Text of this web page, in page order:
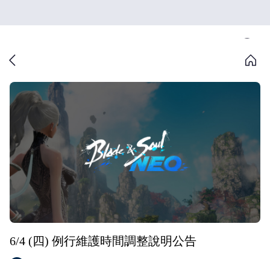
6/4 (四) 例行維護時間調整說明公告